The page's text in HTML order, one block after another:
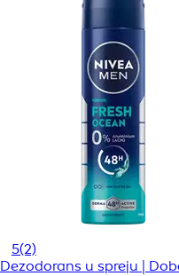
5(2)
Dezodorans u spreju |